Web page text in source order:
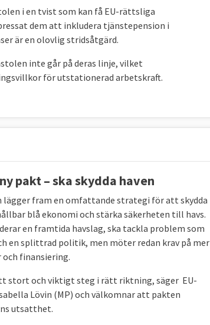
i en tvist som kan få EU-rättsliga
dem att inkludera tjänstepension i
är en olovlig stridsåtgärd.
inte går på deras linje, vilket
för utstationerad arbetskraft.
pakt – ska skydda haven
lägger fram en omfattande strategi för att skydda
blå ekonomi och stärka säkerheten till havs.
en framtida havslag, ska tackla problem som
en splittrad politik, men möter redan krav på mer
finansiering.
stort och viktigt steg i rätt riktning, säger EU-
Lövin (MP) och välkomnar att pakten
utsatthet.